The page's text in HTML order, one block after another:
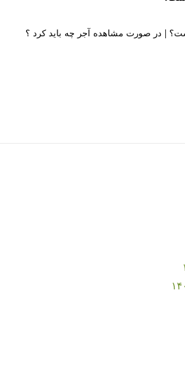
| در صورت مشاهده آجر چه باید کرد ؟